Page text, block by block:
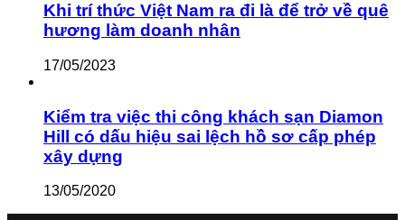
Khi trí thức Việt Nam ra đi là để trở về quê
hương làm doanh nhân
17/05/2023
Kiểm tra việc thi công khách sạn Diamon
Hill có dấu hiệu sai lệch hồ sơ cấp phép
xây dựng
13/05/2020